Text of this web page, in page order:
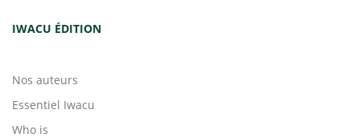
IWACU ÉDITION
Nos auteurs
Essentiel Iwacu
Who is